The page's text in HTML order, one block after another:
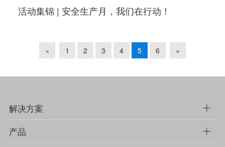
活动集锦 | 安全生产月，我们在行动！
« 1 2 3 4 5 6 »
解决方案
产品